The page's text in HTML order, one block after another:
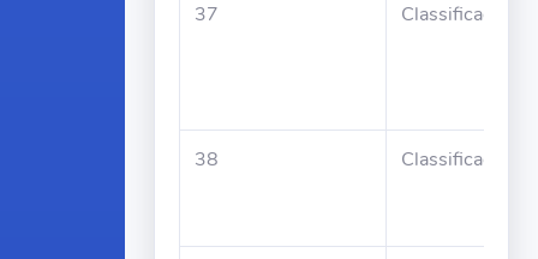
37 Classificado
38 Classificado